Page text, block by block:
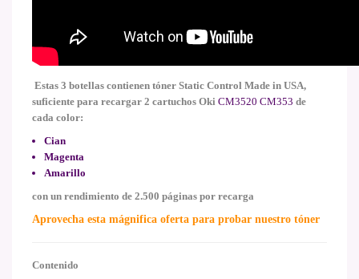
Estas 3 botellas contienen tóner Static Control Made in USA,
suficiente para recargar 2 cartuchos Oki CM3520 CM353 de
cada color:
Cian
Magenta
Amarillo
con un rendimiento de 2.500 páginas por recarga
Aprovecha esta mágnifica oferta para probar nuestro tóner
Contenido